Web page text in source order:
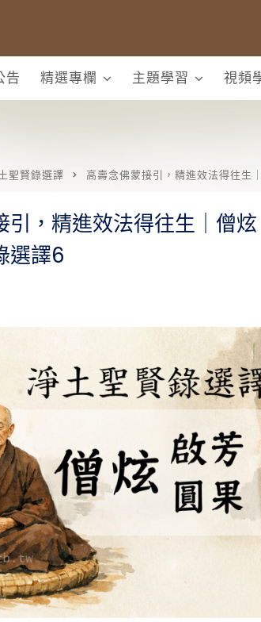
告 精選專欄 主題學習 視頻
聖賢錄選譯 高壽念佛蒙接引，精進效法得往生
，精進效法得往生｜僧炫
選譯6